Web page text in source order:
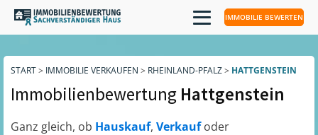
IMMOBILIE BEWERTEN
START> IMMOBILIE VERKAUFEN > RHEINLAND-PFALZ> HATTGENSTEIN
Immobilienbewertung Hattgenstein
Ganz gleich, ob Hauskauf, Verkaufoder